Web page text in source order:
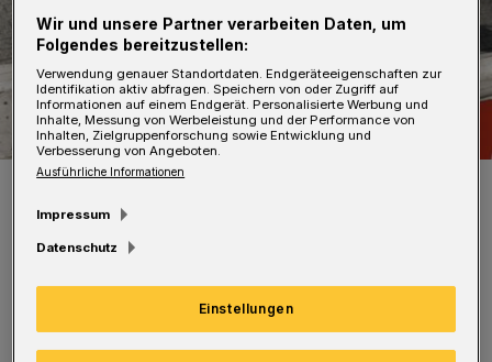
Symbolbild.
Foto: Wuppertaler Rundschau / jak
Für die ersten acht Wochen ist die Karl-Greis-
Wir und unsere Partner verarbeiten Daten, um
Folgendes bereitzustellen:
Verwendung genauer Standortdaten. Endgeräteeigenschaften zur
Identifikation aktiv abfragen. Speichern von oder Zugriff auf
Informationen auf einem Endgerät. Personalisierte Werbung und
Inhalte, Messung von Werbeleistung und der Performance von
Inhalten, Zielgruppenforschung sowie Entwicklung und
Verbesserung von Angeboten.
Ausführliche Informationen
Impressum
Datenschutz
Einstellungen